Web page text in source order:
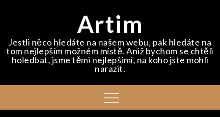
Artim
Jestli něco hledáte na našem webu, pak hledáte na
tom nejlepším možném místě. Aniž bychom se chtěli
holedbat, jsme těmi nejlepšími, na koho jste mohli
narazit.
Menu